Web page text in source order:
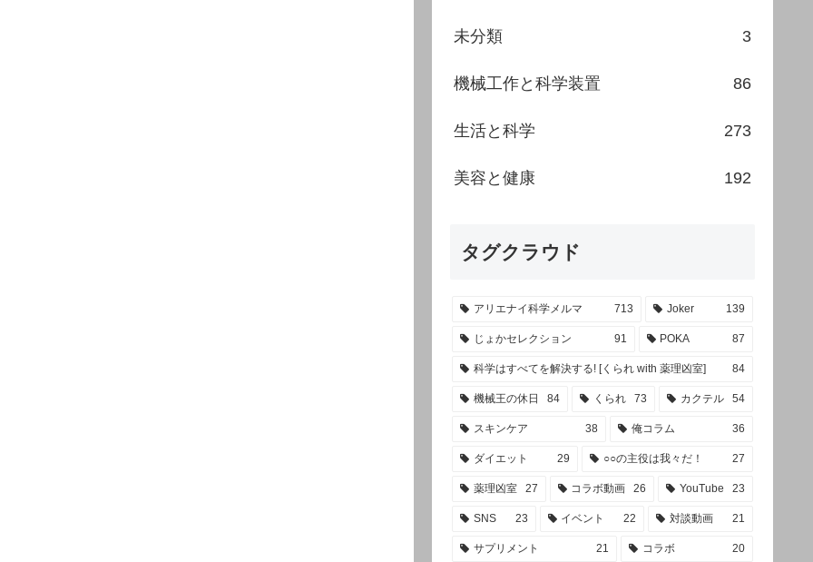
未分類 3
機械工作と科学装置 86
生活と科学 273
美容と健康 192
タグクラウド
アリエナイ科学メルマ 713 Joker 139
じょかセレクション 91 POKA 87
科学はすべてを解決する! [くられ with 薬理凶室] 84
機械王の休日 84 くられ 73 カクテル 54
スキンケア 38 俺コラム 36
ダイエット 29 ○○の主役は我々だ！ 27
薬理凶室 27 コラボ動画 26 YouTube 23
SNS 23 イベント 22 対談動画 21
サプリメント 21 コラボ 20